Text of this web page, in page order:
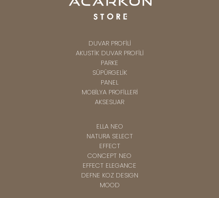
DUVAR PROFİLİ
AKUSTİK DUVAR PROFİLİ
PARKE
SÜPÜRGELİK
PANEL
MOBİLYA PROFİLLERİ
AKSESUAR
ELLA NEO
NATURA SELECT
EFFECT
CONCEPT NEO
EFFECT ELEGANCE
DEFNE KOZ DESIGN
MOOD